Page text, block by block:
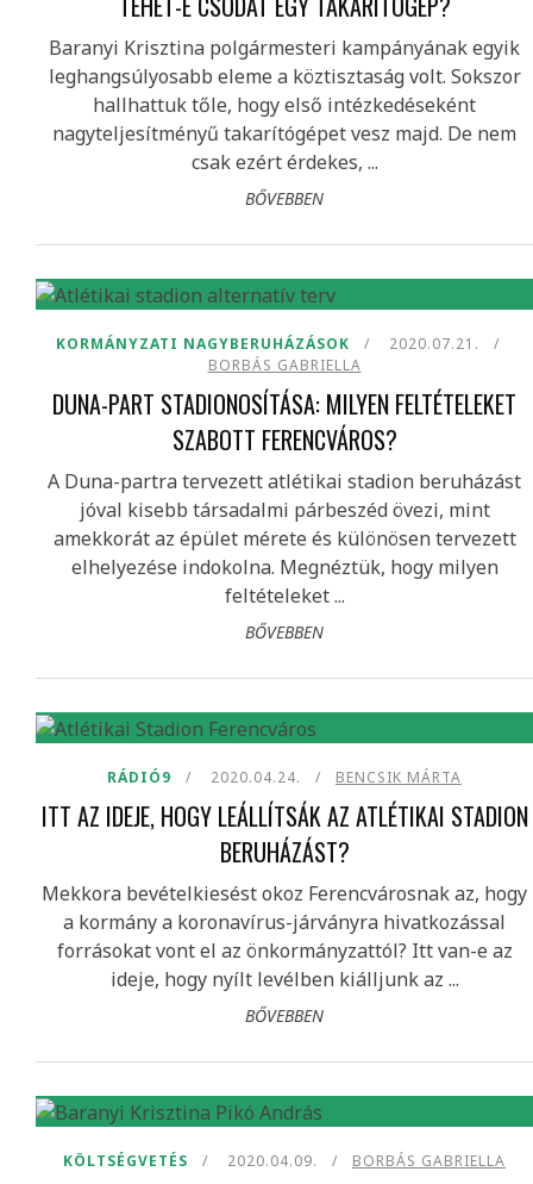
Baranyi Krisztina polgármesteri kampányának egyik
leghangsúlyosabb eleme a köztisztaság volt. Sokszor
hallhattuk tőle, hogy első intézkedéseként
nagyteljesítményű takarítógépet vesz majd. De nem
csak ezért érdekes, ...
BŐVEBBEN
KORMÁNYZATI NAGYBERUHÁZÁSOK
2020.07.21.
BORBÁS GABRIELLA
DUNA-PART STADIONOSÍTÁSA: MILYEN FELTÉTELEKET
SZABOTT FERENCVÁROS?
A Duna-partra tervezett atlétikai stadion beruházást
jóval kisebb társadalmi párbeszéd övezi, mint
amekkorát az épület mérete és különösen tervezett
elhelyezése indokolna. Megnéztük, hogy milyen
feltételeket ...
BŐVEBBEN
RÁDIÓ9 2020.04.24. BENCSIK MÁRTA
ITT AZ IDEJE, HOGY LEÁLLÍTSÁK AZ ATLÉTIKAI STADION
BERUHÁZÁST?
Mekkora bevételkiesést okoz Ferencvárosnak az, hogy
a kormány a koronavírus-járványra hivatkozással
forrásokat vont el az önkormányzattól? Itt van-e az
ideje, hogy nyílt levélben kiálljunk az ...
BŐVEBBEN
KÖLTSÉGVETÉS 2020.04.09. BORBÁS GABRIELLA